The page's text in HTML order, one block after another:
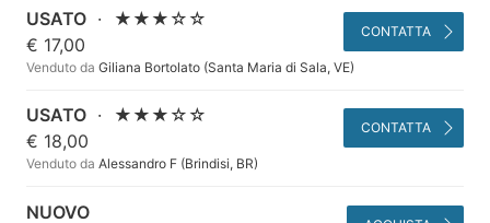
USATO ·
★★★☆☆
€ 17,00
Venduto da Giliana Bortolato (Santa Maria di Sala, VE)
CONTATTA
USATO ·
★★★☆☆
€ 18,00
Venduto da Alessandro F (Brindisi, BR)
CONTATTA
NUOVO